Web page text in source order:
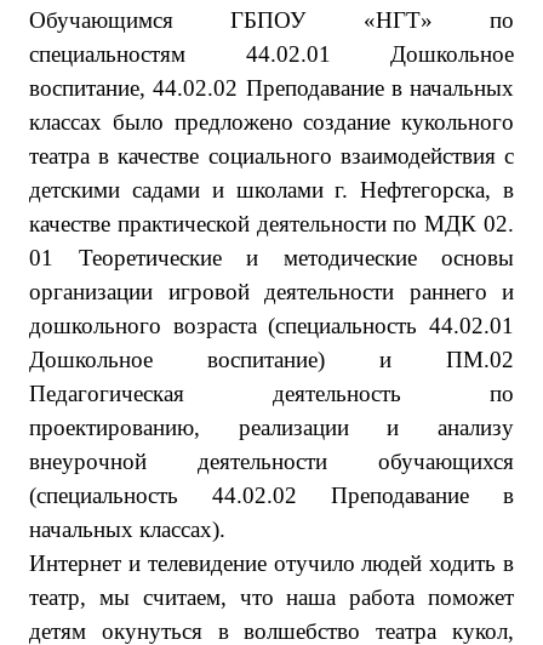
Обучающимся ГБПОУ «НГТ» по
специальностям 44.02.01 Дошкольное
воспитание, 44.02.02 Преподавание в начальных
классах было предложено создание кукольного
театра в качестве социального взаимодействия с
детскими садами и школами г. Нефтегорска, в
качестве практической деятельности поМДК 02.
01 Теоретические и методические основы
организации игровой деятельности раннего и
дошкольного возраста(специальность 44.02.01
Дошкольное воспитание) и ПМ.02
Педагогическая
деятельность
по
проектированию,
реализации
и анализу
внеурочной деятельности обучающихся
(специальность 44.02.02 Преподавание в
начальных классах).
Интернет и телевидение отучило людей ходить в
театр, мы считаем, что наша работа поможет
детям окунуться в волшебство театра кукол,